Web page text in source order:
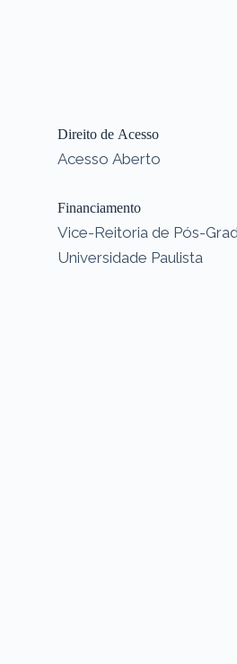
Direito de Acesso
Acesso Aberto
Financiamento
Vice-Reitoria de Pós-
Universidade Paulista